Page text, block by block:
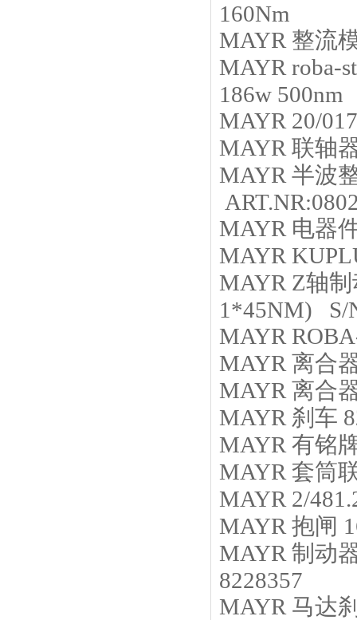
160Nm
MAYR 整流
MAYR roba-
186w 500nm
MAYR 20/
MAYR 联轴
MAYR 半波
MAYR 电器
MAYR
MAYR Z轴
1*45NM) S/
MAYR
MAYR 离合
MAYR 离合
MAYR 刹车
MAYR 有铭
MAYR 套筒
MAYR 2/
MAYR 抱闸
MAYR 制动
8228357
MAYR 马达